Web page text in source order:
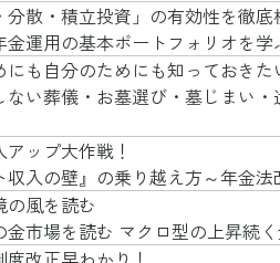
分散・積立投資」の有効性を徹底
金運用の基本ポートフォリオを学
にも自分のためにも知っておきた
ない葬儀・お墓選び・墓じまい
ップ大作戦！
収入の壁』の乗り越え方～年金
の風を読む
金市場を読む マクロ型の上昇続